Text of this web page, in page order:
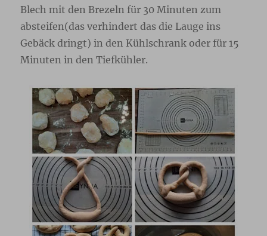
Blech mit den Brezeln für 30 Minuten zum
absteifen(das verhindert das die Lauge ins
Gebäck dringt) in den Kühlschrank oder für 15
Minuten in den Tiefkühler.